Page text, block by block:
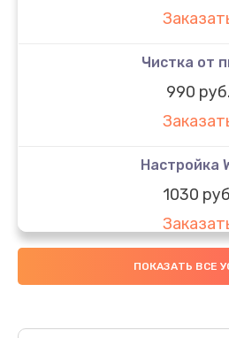
Чистка от
990 руб.
Настройка
1030
ПОКАЗАТЬ ВСЕ